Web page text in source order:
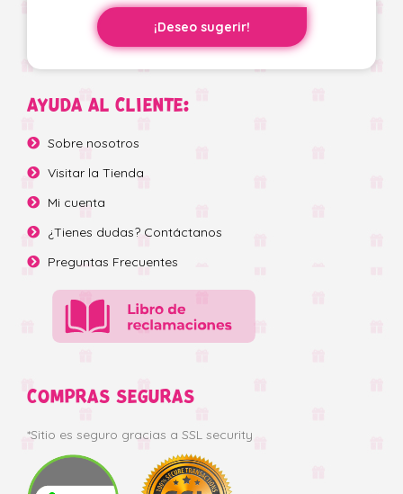
¡Deseo sugerir!
AYUDA AL CLIENTE:
Sobre nosotros
Visitar la Tienda
Mi cuenta
¿Tienes dudas? Contáctanos
Preguntas Frecuentes
COMPRAS SEGURAS
*Sitio es seguro gracias a SSL security